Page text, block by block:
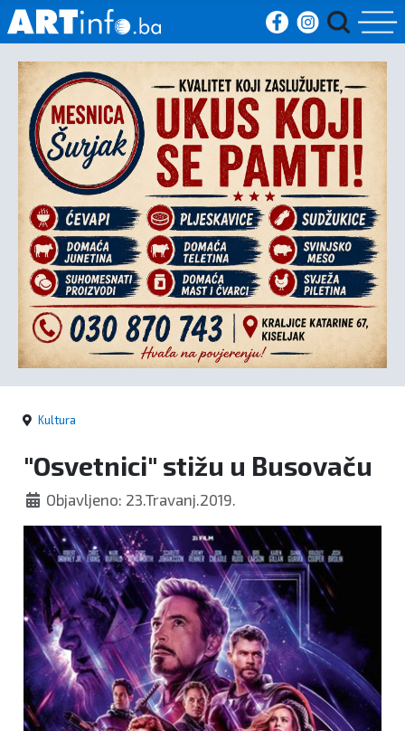
Početna
Vijesti
Sport
Kultura
Crna
kronika
Politika
Kultura
"Osvetnici" stižu u Busovaču
Objavljeno: 23.Travanj.2019.